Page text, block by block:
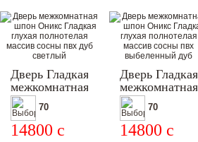
Дверь Гладкая
межкомнатная
70
14800 c
Дверь Гладкая
межкомнатная
70
14800 c